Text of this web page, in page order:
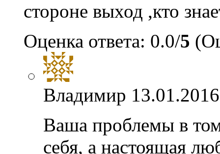
стороне выход ,кто
Оценка ответа: 0.0/5
Владимир
Ваша проблемы в
себя, а настоящая